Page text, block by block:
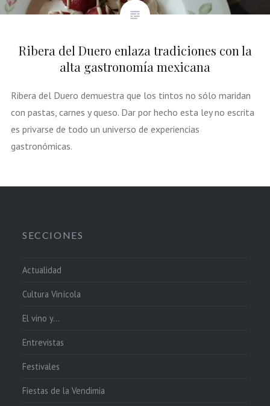
Ribera del Duero enlaza tradiciones con la
alta gastronomía mexicana
Ribera del Duero demuestra que los tintos no sólo maridan
con pastas, carnes y queso. Dar por hecho esta ley no escrita
es privarse de todo un universo de experiencias
gastronómicas.
SECCIONES
Actualidad
Cultura Vinícola
El vino y…
Entrevistas
Festivales
Fiestas de la Vendimia